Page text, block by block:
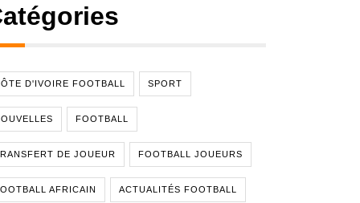
D'IVOIRE FOOTBALL SPORT
FOOTBALL
DE JOUEUR FOOTBALL JOUEURS
AFRICAIN ACTUALITÉS FOOTBALL